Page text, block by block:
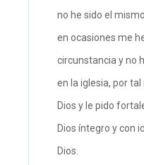
no he sido el
en ocasiones me
circunstancia y no
en la iglesia, por
Dios y le pido
Dios íntegro y con
Dios.